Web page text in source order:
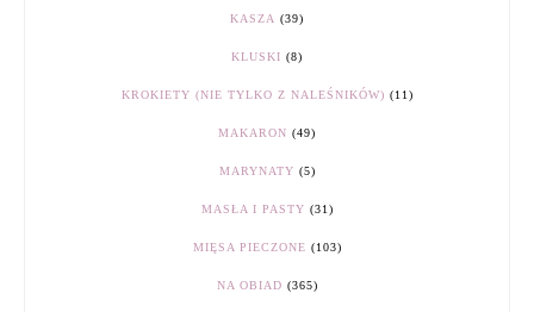
KASZA (39)
KLUSKI (8)
KROKIETY (NIE TYLKO Z NALEŚNIKÓW) (11)
MAKARON (49)
MARYNATY (5)
MASŁA I PASTY (31)
MIĘSA PIECZONE (103)
NA OBIAD (365)